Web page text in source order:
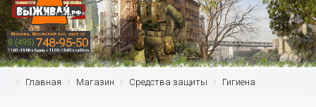
Главная Магазин Средства защиты Гигиена